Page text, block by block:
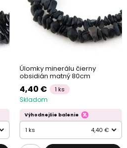
Úlomky minerálu čierny
obsidián matný 80cm
4,40 € 1 ks
Skladom
Výhodnejšie balenie
1 ks 4,40 €